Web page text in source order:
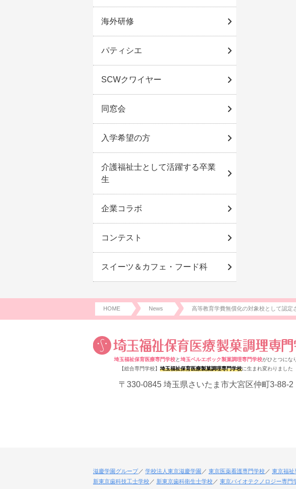
海外研修
パティシエ
SCWクワイヤー
同窓会
入学希望の方
介護福祉士として活躍する卒業
生
企業コラボ
コンテスト
スイーツ＆カフェ・フード科
HOME News 高等教育学費無償化の対象校として認定
埼玉福祉保育医療専門学校と埼玉ベルエポック製菓調理専門学校がひとつにな
【総合専門学校】 埼玉福祉保育医療製菓調理専門学校に生まれ変わりました
〒330-0845 埼玉県さいたま市大宮区仲町3-88-2
滋慶学園グループ 学校法人東京滋慶学園 東京医薬看護専門学校 東京福祉
新東京歯科技工士学校
新東京歯科衛生士学校 東京バイオテクノロジー専門